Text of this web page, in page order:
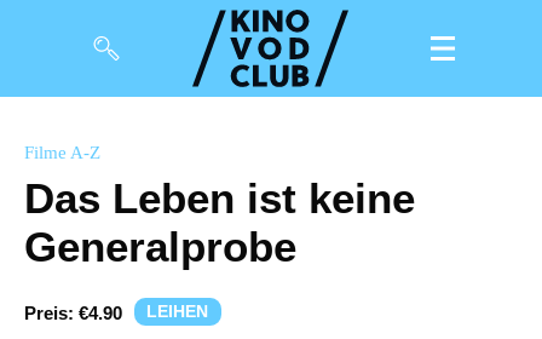
Magazin
Kuratierungen
Events
Filme A-Z
Das Leben ist keine
Generalprobe
Preis: €4.90 LEIHEN